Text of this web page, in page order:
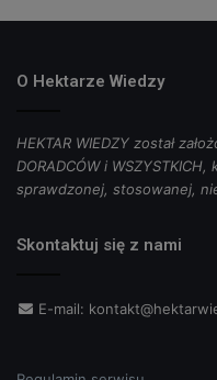
O Hektarze Wiedzy
HEKTAR WIEDZY został
DORADCÓW i
sprawdzonej, stosowanej,
Skontaktuj się z nami
E-mail: